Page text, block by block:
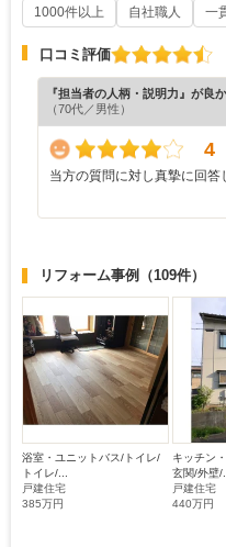
1000件以上
自社職人 一
口コミ評価
『担当者の人柄・説明力』が良
（70代／男性）
4
当方の質問に対し真摯に回答
リフォーム事例 （109件）
浴室・ユニットバス/トイレ/
トイレ/...
戸建住宅
385万円
キッチン
玄関/外壁/...
戸建住宅
440万円